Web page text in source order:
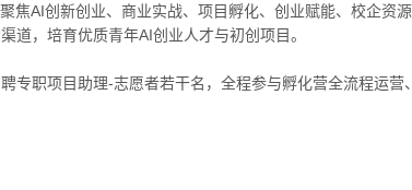
焦AI创新创业、商业实战、项目孵化、创业赋能、校企
道，培育优质青年AI创业人才与初创项目。
专职项目助理-志愿者若干名，全程参与孵化营全流程运